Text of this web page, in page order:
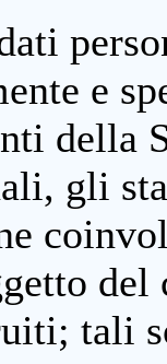
e
della
gli
tali